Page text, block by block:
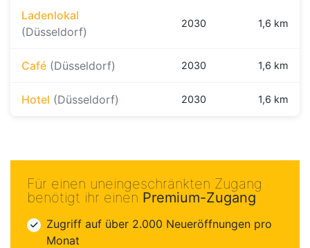
Ladenlokal
(Düsseldorf)
2030 1,6 km
Café (Düsseldorf) 2030 1,6 km
Hotel (Düsseldorf) 2030 1,6 km
Für einen uneingeschränkten Zugang
benötigt ihr einen Premium-Zugang
Zugriff auf über 2.000 Neueröffnungen pro
Monat